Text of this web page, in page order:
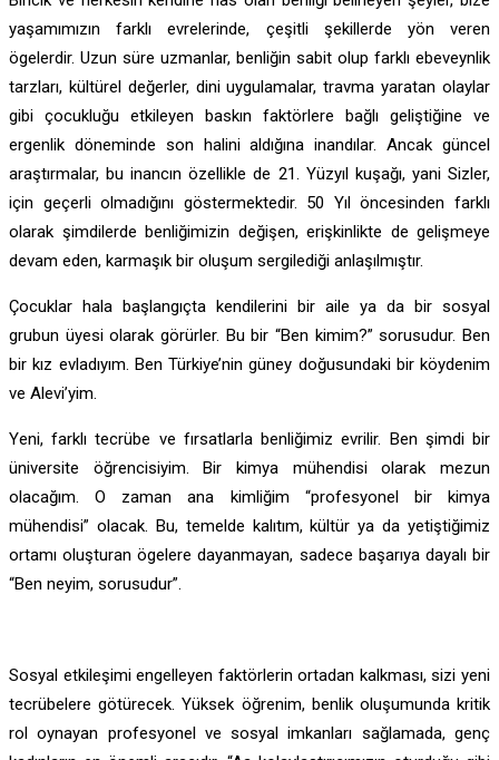
yaşamımızın farklı evrelerinde, çeşitli şekillerde yön veren
ögelerdir. Uzun süre uzmanlar, benliğin sabit olup farklı ebeveynlik
tarzları, kültürel değerler, dini uygulamalar, travma yaratan olaylar
gibi çocukluğu etkileyen baskın faktörlere bağlı geliştiğine ve
ergenlik döneminde son halini aldığına inandılar. Ancak güncel
araştırmalar, bu inancın özellikle de 21. Yüzyıl kuşağı, yani Sizler,
için geçerli olmadığını göstermektedir. 50 Yıl öncesinden farklı
olarak şimdilerde benliğimizin değişen, erişkinlikte de gelişmeye
devam eden, karmaşık bir oluşum sergilediği anlaşılmıştır.
Çocuklar hala başlangıçta kendilerini bir aile ya da bir sosyal
grubun üyesi olarak görürler. Bu bir “Ben kimim?” sorusudur. Ben
bir kız evladıyım. Ben Türkiye’nin güney doğusundaki bir köydenim
ve Alevi’yim.
Yeni, farklı tecrübe ve fırsatlarla benliğimiz evrilir. Ben şimdi bir
üniversite öğrencisiyim. Bir kimya mühendisi olarak mezun
olacağım. O zaman ana kimliğim “profesyonel bir kimya
mühendisi” olacak. Bu, temelde kalıtım, kültür ya da yetiştiğimiz
ortamı oluşturan ögelere dayanmayan, sadece başarıya dayalı bir
“Ben neyim, sorusudur”.
Sosyal etkileşimi engelleyen faktörlerin ortadan kalkması, sizi yeni
tecrübelere götürecek. Yüksek öğrenim, benlik oluşumunda kritik
rol oynayan profesyonel ve sosyal imkanları sağlamada, genç